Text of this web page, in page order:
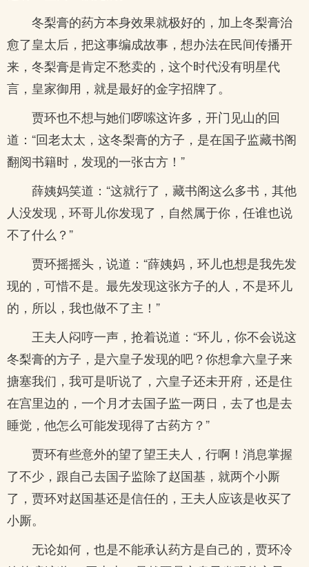
冬梨膏的药方本身效果就极好的，加上冬梨膏治
愈了皇太后，把这事编成故事，想办法在民间传播开
来，冬梨膏是肯定不愁卖的，这个时代没有明星代
言，皇家御用，就是最好的金字招牌了。
贾环也不想与她们啰嗦这许多，开门见山的回
道：“回老太太，这冬梨膏的方子，是在国子监藏书阁
翻阅书籍时，发现的一张古方！”
薛姨妈笑道：“这就行了，藏书阁这么多书，其他
人没发现，环哥儿你发现了，自然属于你，任谁也说
不了什么？”
贾环摇摇头，说道：“薛姨妈，环儿也想是我先发
现的，可惜不是。最先发现这张方子的人，不是环儿
的，所以，我也做不了主！”
王夫人闷哼一声，抢着说道：“环儿，你不会说这
冬梨膏的方子，是六皇子发现的吧？你想拿六皇子来
搪塞我们，我可是听说了，六皇子还未开府，还是住
在宫里边的，一个月才去国子监一两日，去了也是去
睡觉，他怎么可能发现得了古药方？”
贾环有些意外的望了望王夫人，行啊！消息掌握
了不少，跟自己去国子监除了赵国基，就两个小厮
了，贾环对赵国基还是信任的，王夫人应该是收买了
小厮。
无论如何，也是不能承认药方是自己的，贾环冷